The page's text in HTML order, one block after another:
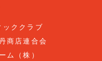
ッククラブ
商店連合会
ム（株）